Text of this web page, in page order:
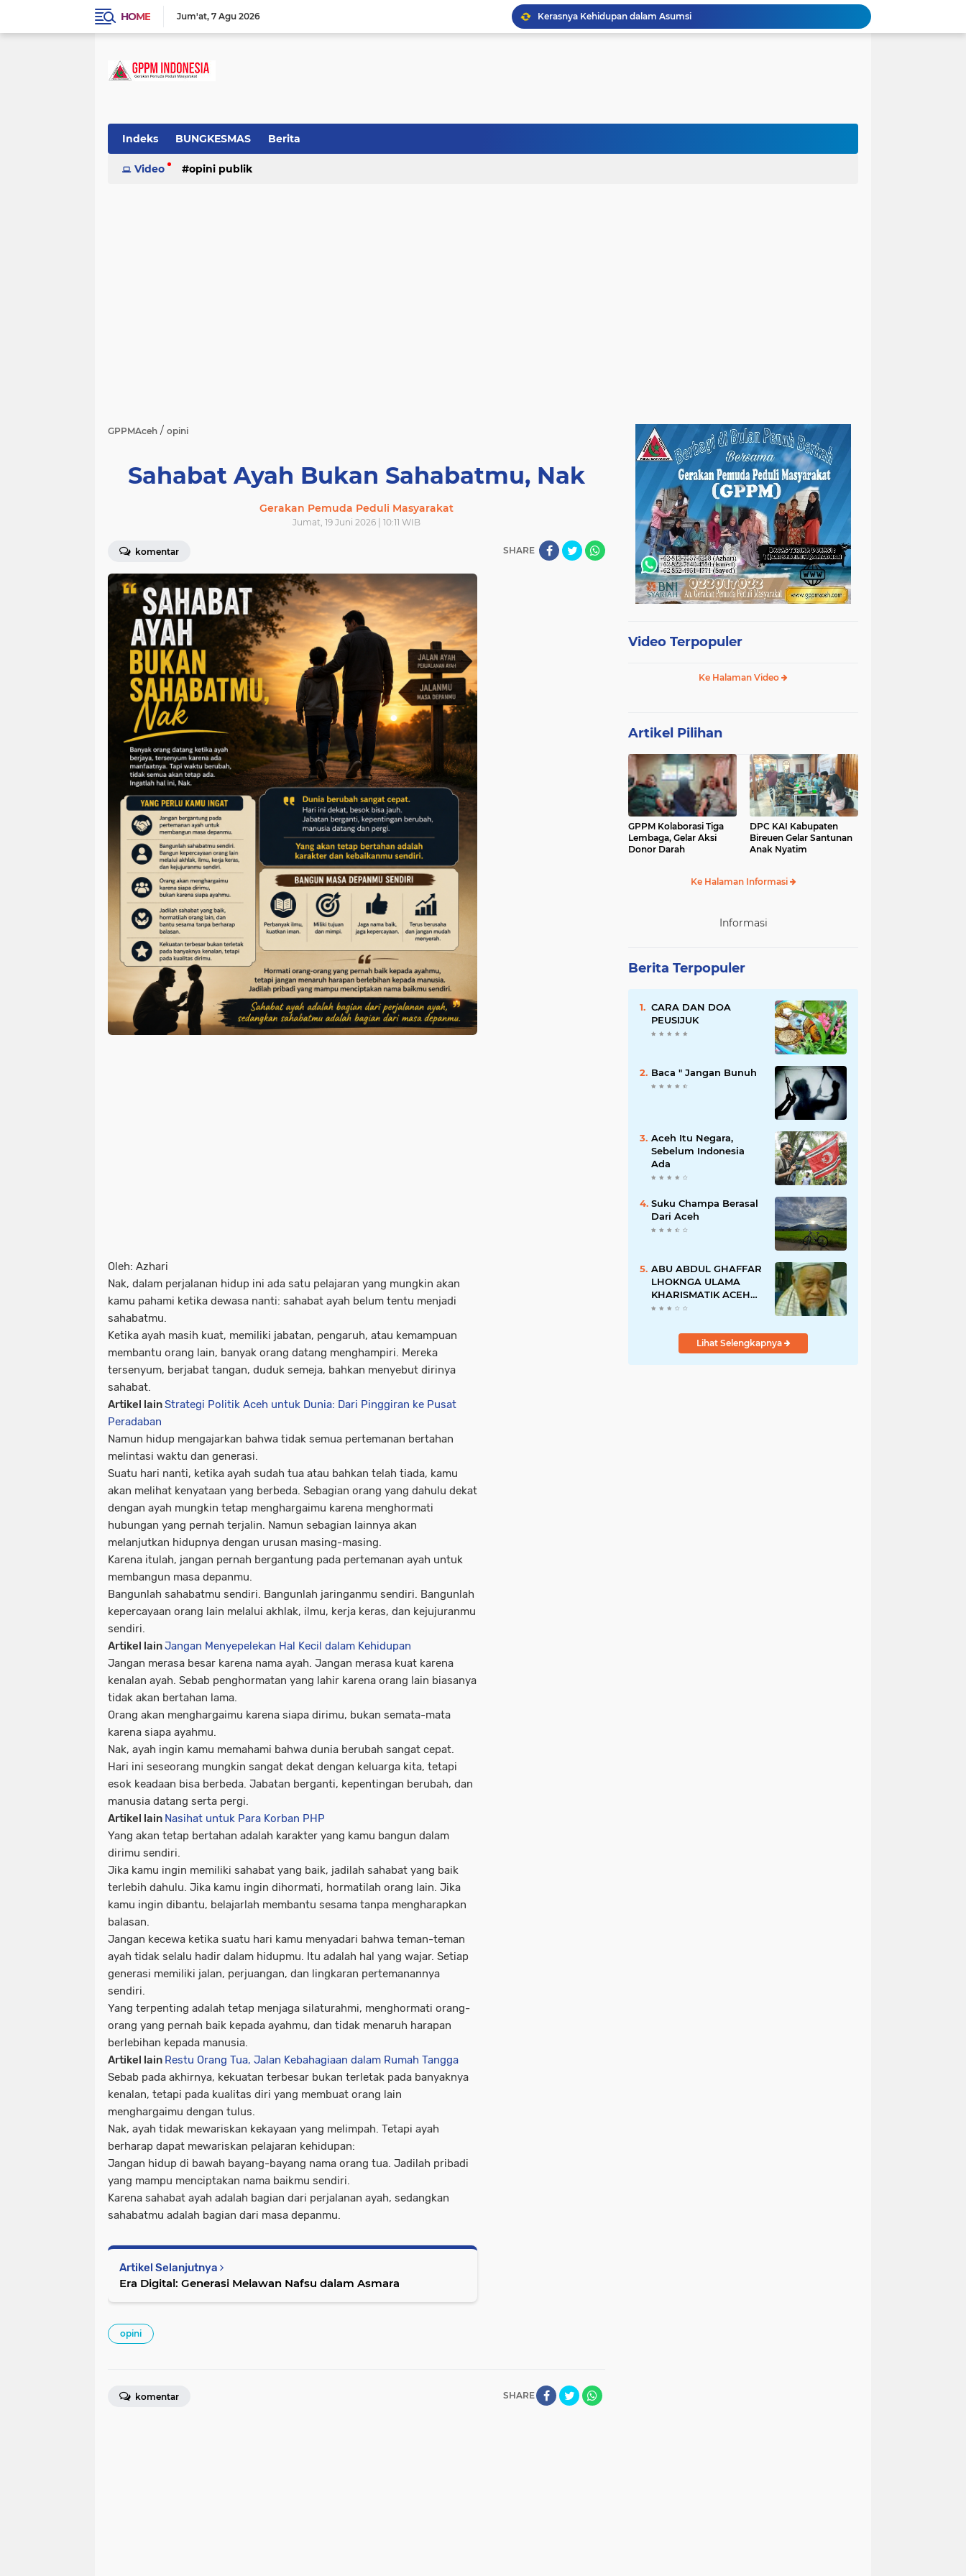
HOME Jum'at 7 Agu 2026
Janji Bersama, Terpisah karena Waktu
Terhalang Restu: Ketika Cinta Diuji oleh Keputusan Orang Tua
Sanubari Kehidupan Manusia
Indeks BUNGKESMAS Berita
Budaya Covid-19 Donor Darah
Video opini publik
GPPMAceh / opini
Sahabat Ayah Bukan Sahabatmu, Nak
Gerakan Pemuda Peduli Masyarakat
Jumat, 19 Juni 2026 | 10:11 WIB
komentar SHARE
Oleh: Azhari
Nak, dalam perjalanan hidup ini ada satu pelajaran yang mungkin akan
kamu pahami ketika dewasa nanti: sahabat ayah belum tentu menjadi
sahabatmu.
Ketika ayah masih kuat, memiliki jabatan, pengaruh, atau kemampuan
membantu orang lain, banyak orang datang menghampiri. Mereka
tersenyum, berjabat tangan, duduk semeja, bahkan menyebut dirinya
sahabat.
Artikel lainStrategi Politik Aceh untuk Dunia: Dari Pinggiran ke Pusat
Peradaban
Namun hidup mengajarkan bahwa tidak semua pertemanan bertahan
melintasi waktu dan generasi.
Suatu hari nanti, ketika ayah sudah tua atau bahkan telah tiada, kamu
akan melihat kenyataan yang berbeda. Sebagian orang yang dahulu dekat
dengan ayah mungkin tetap menghargaimu karena menghormati
hubungan yang pernah terjalin. Namun sebagian lainnya akan
melanjutkan hidupnya dengan urusan masing-masing.
Karena itulah, jangan pernah bergantung pada pertemanan ayah untuk
membangun masa depanmu.
Bangunlah sahabatmu sendiri. Bangunlah jaringanmu sendiri. Bangunlah
kepercayaan orang lain melalui akhlak, ilmu, kerja keras, dan kejujuranmu
sendiri.
Artikel lainJangan Menyepelekan Hal Kecil dalam Kehidupan
Jangan merasa besar karena nama ayah. Jangan merasa kuat karena
kenalan ayah. Sebab penghormatan yang lahir karena orang lain biasanya
tidak akan bertahan lama.
Orang akan menghargaimu karena siapa dirimu, bukan semata-mata
karena siapa ayahmu.
Nak, ayah ingin kamu memahami bahwa dunia berubah sangat cepat.
Hari ini seseorang mungkin sangat dekat dengan keluarga kita, tetapi
esok keadaan bisa berbeda. Jabatan berganti, kepentingan berubah, dan
manusia datang serta pergi.
Artikel lain Nasihat untuk Para Korban PHP
Yang akan tetap bertahan adalah karakter yang kamu bangun dalam
dirimu sendiri.
Jika kamu ingin memiliki sahabat yang baik, jadilah sahabat yang baik
terlebih dahulu. Jika kamu ingin dihormati, hormatilah orang lain. Jika
kamu ingin dibantu, belajarlah membantu sesama tanpa mengharapkan
balasan.
Jangan kecewa ketika suatu hari kamu menyadari bahwa teman-teman
ayah tidak selalu hadir dalam hidupmu. Itu adalah hal yang wajar. Setiap
generasi memiliki jalan, perjuangan, dan lingkaran pertemanannya
sendiri.
Yang terpenting adalah tetap menjaga silaturahmi, menghormati orang-
orang yang pernah baik kepada ayahmu, dan tidak menaruh harapan
berlebihan kepada manusia.
Artikel lain Restu Orang Tua, Jalan Kebahagiaan dalam Rumah Tangga
Sebab pada akhirnya, kekuatan terbesar bukan terletak pada banyaknya
kenalan, tetapi pada kualitas diri yang membuat orang lain
menghargaimu dengan tulus.
Nak, ayah tidak mewariskan kekayaan yang melimpah. Tetapi ayah
berharap dapat mewariskan pelajaran kehidupan:
Jangan hidup di bawah bayang-bayang nama orang tua. Jadilah pribadi
yang mampu menciptakan nama baikmu sendiri.
Karena sahabat ayah adalah bagian dari perjalanan ayah, sedangkan
sahabatmu adalah bagian dari masa depanmu.
Artikel Selanjutnya
Era Digital: Generasi Melawan Nafsu dalam Asmara
opini
SHARE
komentar
Video Terpopuler
Ke Halaman Video
Artikel Pilihan
GPPM Kolaborasi Tiga
Lembaga, Gelar Aksi
Donor Darah
DPC KAI Kabupaten
Bireuen Gelar Santunan
Anak Nyatim
Ke Halaman Informasi
Informasi
Berita Terpopuler
CARA DAN DOA
PEUSIJUK
Baca " Jangan Bunuh
Aceh Itu Negara,
Sebelum Indonesia
Ada
Suku Champa Berasal
Dari Aceh
ABU ABDUL GHAFFAR
LHOKNGA ULAMA
KHARISMATIK ACEH
DAN JUGA ULAMA
Lihat Selengkapnya